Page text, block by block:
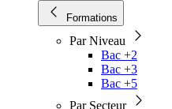
Formations
Par Niveau
Bac +2
Bac +3
Bac +5
Par Secteur